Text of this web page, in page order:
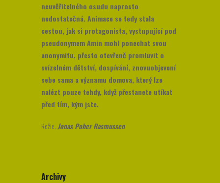
neuvěřitelného osudu naprosto
nedostatečná. Animace se tedy stala
cestou, jak si protagonista, vystupující pod
pseudonymem Amin mohl ponechat svou
anonymitu, přesto otevřeně promluvit o
svízelném dětství, dospívání, znovuobjevení
sebe sama a významu domova, který lze
nalézt pouze tehdy, když přestanete utíkat
před tím, kým jste.
Režie: Jonas Poher Rasmussen
Archivy